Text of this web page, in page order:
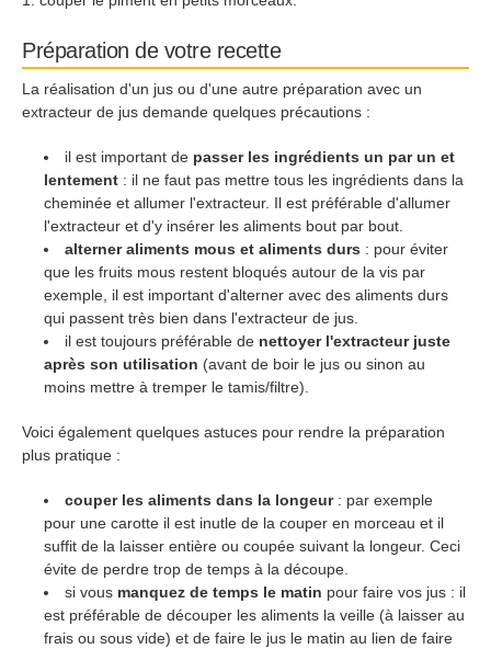
Préparation de votre recette
La réalisation d'un jus ou d'une autre préparation avec un
extracteur de jus demande quelques précautions :
il est important de passer les ingrédients un par un et
lentement : il ne faut pas mettre tous les ingrédients dans la
cheminée et allumer l'extracteur. Il est préférable d'allumer
l'extracteur et d'y insérer les aliments bout par bout.
alterner aliments mous et aliments durs : pour éviter
que les fruits mous restent bloqués autour de la vis par
exemple, il est important d'alterner avec des aliments durs
qui passent très bien dans l'extracteur de jus.
il est toujours préférable de nettoyer l'extracteur juste
après son utilisation (avant de boir le jus ou sinon au
moins mettre à tremper le tamis/filtre).
Voici également quelques astuces pour rendre la préparation
plus pratique :
couper les aliments dans la longeur: par exemple
pour une carotte il est inutle de la couper en morceau et il
suffit de la laisser entière ou coupée suivant la longeur. Ceci
évite de perdre trop de temps à la découpe.
si vous manquez de temps le matin pour faire vos jus : il
est préférable de découper les aliments la veille (à laisser au
frais ou sous vide) et de faire le jus le matin au lien de faire